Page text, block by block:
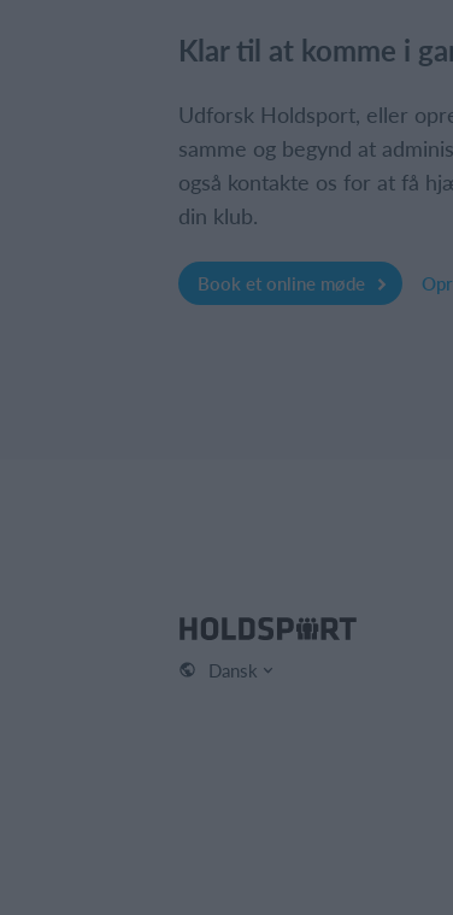
Klar til at komme i
Udforsk Holdsport, eller
samme og begynd at
også kontakte os for at få
din klub.
Book et online møde
Dansk